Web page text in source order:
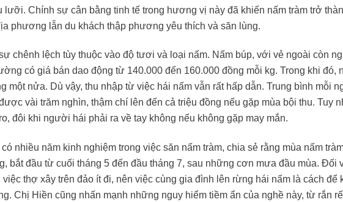
Chính sự cân bằng tinh tế trong hương vị này đã khiến nấm tràm trở
phương lẫn du khách thập phương yêu thích và săn lùng.
chênh lệch tùy thuộc vào độ tươi và loại nấm. Nấm búp, với vẻ ngoài còn
có giá bán dao động từ 140.000 đến 160.000 đồng mỗi kg. Trong khi đó,
một nửa. Dù vậy, thu nhập từ việc hái nấm vẫn rất hấp dẫn. Trung bình mỗi
vài trăm nghìn, thậm chí lên đến cả triệu đồng nếu gặp mùa bội thu. Tuy
đôi khi người hái phải ra về tay không nếu không gặp may mắn.
nhiều năm kinh nghiệm trong việc săn nấm tràm, chia sẻ rằng mùa nấm
bắt đầu từ cuối tháng 5 đến đầu tháng 7, sau những cơn mưa đầu mùa. Đối
thợ xây trên đảo ít đi, nên việc cùng gia đình lên rừng hái nấm là cách để
Chị Hiền cũng nhấn mạnh những nguy hiểm tiềm ẩn của nghề này, từ rắn